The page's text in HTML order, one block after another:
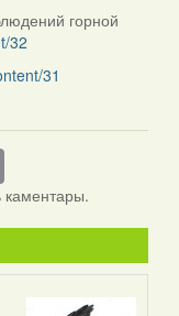
горной
32
31
Copy
Link
каментары.